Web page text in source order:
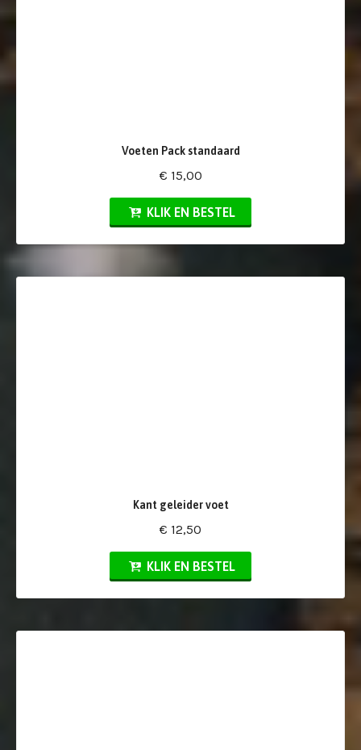
Voeten Pack standaard
€ 15,00
KLIK EN BESTEL
Kant geleider voet
€ 12,50
KLIK EN BESTEL